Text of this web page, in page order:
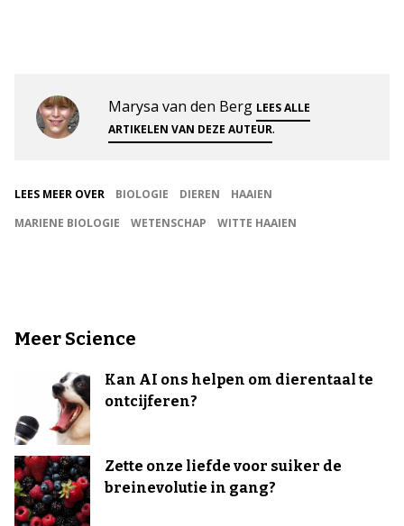
Marysa van den Berg LEES ALLE
ARTIKELEN VAN DEZE AUTEUR.
LEES MEER OVER BIOLOGIE DIEREN
HAAIEN
MARIENE BIOLOGIE
WETENSCHAP WITTE HAAIEN
Meer Science
Kan AI ons helpen om dierentaal te
ontcijferen?
Zette onze liefde voor suiker de
breinevolutie in gang?